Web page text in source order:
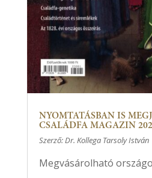
NYOMTATÁSBAN IS
CSALÁDFA MAGAZIN
Szerző:Dr. Kollega Tarsoly István
Megvásárolható